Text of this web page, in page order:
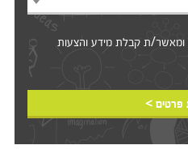
ומאשר/ת קבלת מידע והצעות
פרטים >